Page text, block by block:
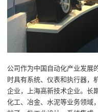
公司作为中国自动化产业发展
时具有系统、仪表和执行器，
企业，上海高新技术企业。长
化工、冶金、水泥等业务领域